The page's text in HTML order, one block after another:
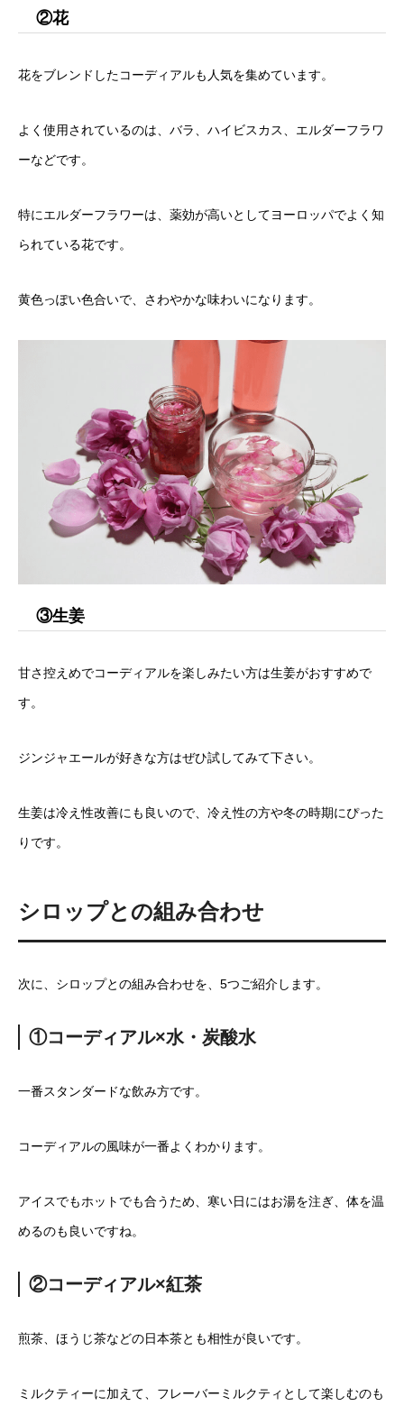
②花
花をブレンドしたコーディアルも人気を集めています。
よく使用されているのは、バラ、ハイビスカス、エルダーフラワ
ーなどです。
特にエルダーフラワーは、薬効が高いとしてヨーロッパでよく知
られている花です。
黄色っぽい色合いで、さわやかな味わいになります。
③生姜
甘さ控えめでコーディアルを楽しみたい方は生姜がおすすめで
す。
ジンジャエールが好きな方はぜひ試してみて下さい。
生姜は冷え性改善にも良いので、冷え性の方や冬の時期にぴった
りです。
シロップとの組み合わせ
次に、シロップとの組み合わせを、5つご紹介します。
①コーディアル×水・炭酸水
一番スタンダードな飲み方です。
コーディアルの風味が一番よくわかります。
アイスでもホットでも合うため、寒い日にはお湯を注ぎ、体を温
めるのも良いですね。
②コーディアル×紅茶
煎茶、ほうじ茶などの日本茶とも相性が良いです。
ミルクティーに加えて、フレーバーミルクティとして楽しむのも